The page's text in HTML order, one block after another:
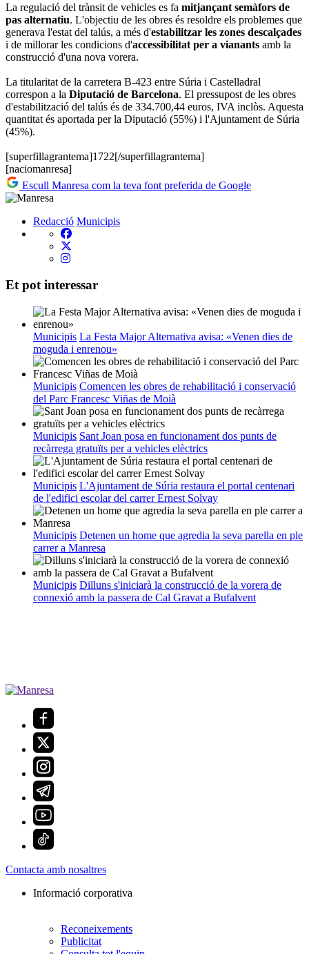
La regulació del trànsit de vehicles es fa mitjançant semàfors de
pas alternatiu. L'objectiu de les obres és resoldre els problemes que
generava l'estat del talús, a més d'estabilitzar les zones descalçades
i de millorar les condicions d'accessibilitat per a vianants amb la
construcció d'una nova vorera.
La titularitat de la carretera B-423 entre Súria i Castelladral
correspon a la Diputació de Barcelona. El pressupost de les obres
d'estabilització del talús és de 334.700,44 euros, IVA inclòs. Aquesta
quantitat és aportada per la Diputació (55%) i l'Ajuntament de Súria
(45%).
[superfillagrantema]1722[/superfillagrantema]
[naciomanresa]
Escull Manresa com la teva font preferida de Google
Redacció Municipis
Et pot interessar
Municipis La Festa Major Alternativa avisa: «Venen dies de
moguda i enrenou»
Municipis Comencen les obres de rehabilitació i conservació
del Parc Francesc Viñas de Moià
Municipis Sant Joan posa en funcionament dos punts de
recàrrega gratuïts per a vehicles elèctrics
Municipis L'Ajuntament de Súria restaura el portal centenari
de l'edifici escolar del carrer Ernest Solvay
Municipis Detenen un home que agredia la seva parella en ple
carrer a Manresa
Municipis Dilluns s'iniciarà la construcció de la vorera de
connexió amb la passera de Cal Gravat a Bufalvent
Contacta amb nosaltres
Informació corporativa
Reconeixements
Publicitat